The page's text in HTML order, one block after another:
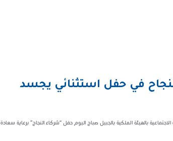
في حفل استثنائي يجسد
بالهيئة الملكية بالجبيل صباح اليوم حفل “شركاء النجاح” برعاية سعادة